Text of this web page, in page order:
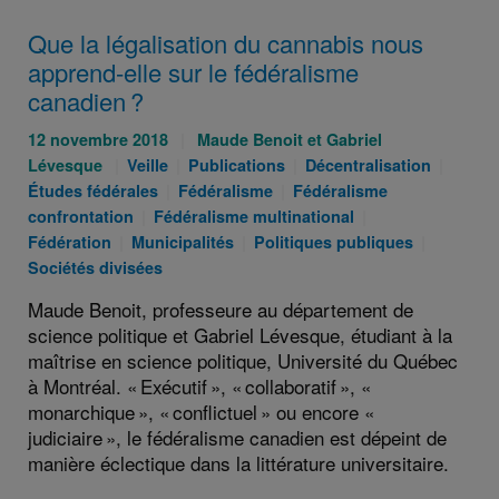
Que la légalisation du cannabis nous
apprend-elle sur le fédéralisme
canadien ?
Publié
le
:
12 novembre 2018
Auteurs
:
Maude Benoit et Gabriel
Lévesque
Catégories
:
Veille
Catégories
:
Publications
Catégories
:
Décentralisation
Études fédérales
Catégories
:
Fédéralisme
Catégories
:
Fédéralisme
confrontation
Catégories
:
Fédéralisme multinational
:
Fédération
Catégories
:
Municipalités
Catégories
Politiques publiques
Sociétés divisées
Maude Benoit, professeure au département de
science politique et Gabriel Lévesque, étudiant à la
maîtrise en science politique, Université du Québec
à Montréal. « Exécutif », « collaboratif », «
monarchique », « conflictuel » ou encore «
judiciaire », le fédéralisme canadien est dépeint de
manière éclectique dans la littérature universitaire.